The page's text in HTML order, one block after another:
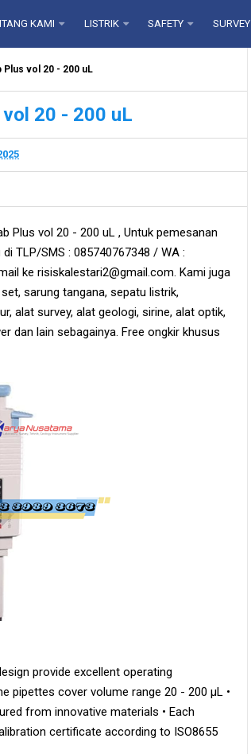
KAMI LISTRIK SAFETY SURVEY
vol 20 - 200 uL
20 - 200 uL
Plus vol 20 - 200 uL , Untuk pemesanan
TLP/SMS : 085740767348 / WA :
ke risiskalestari2@gmail.com. Kami juga
sarung tangana, sepatu listrik,
alat survey, alat geologi, sirine, alat optik,
dan lain sebagainya. Free ongkir khusus
provide excellent operating
pipettes cover volume range 20 - 200 μL •
from innovative materials • Each
certificate according to ISO8655